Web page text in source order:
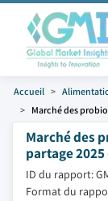
Accueil
Marché des
Marché des
partage 2025
ID du rapport:
Format du